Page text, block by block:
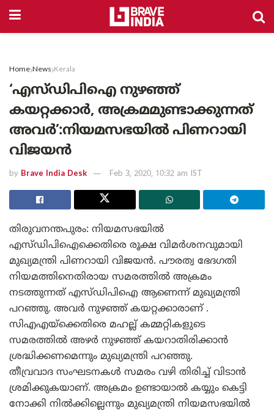
Home News Kerala
‘എസ്ഡിപിഐ നുഴഞ്ഞ്
കയറ്റക്കാര്‍, അക്രമമുണ്ടാക്കുന്നത്
അവര്‍’:നിയമസഭയില്‍ പിണറായി
വിജയന്‍
by Brave India Desk Feb 3, 2020, 10:32 am IST
തിരുവനന്തപുരം: നിയമസഭയില്‍
എസ്ഡിപിഐക്കെതിരെ രൂക്ഷ വിമര്‍ശനവുമായി
മുഖ്യമന്ത്രി പിണറായി വിജയന്‍. പൗരത്വ ഭേദഗതി
നിയമത്തിനെതിരായ സമരത്തില്‍ അക്രമം
നടത്തുന്നത് എസ്ഡിപിഐ ആണെന്ന് മുഖ്യമന്ത്രി
പറഞ്ഞു. അവര്‍ നുഴഞ്ഞ് കയറ്റക്കാരാണ് .
സിഎഎയ്‌ക്കെതിരെ മഹല്ല് കമ്മറ്റികളുടെ
സമരത്തില്‍ അഴര്‍ നുഴഞ്ഞ് കയറാതിരിക്കാന്‍
ശ്രദ്ധിക്കണമെന്നും മുഖ്യമന്ത്രി പറഞ്ഞു.
തീവ്രവാദ സംഘടനകള്‍ സമരം വഴി തിരിച്ച് വിടാന്‍
ശ്രമിക്കുകയാണ്. അക്രമം ഉണ്ടായാല്‍ കയ്യും കെട്ടി
നോക്കി നില്‍ക്കില്ലെന്നും മുഖ്യമന്ത്രി നിയമസഭയില്‍